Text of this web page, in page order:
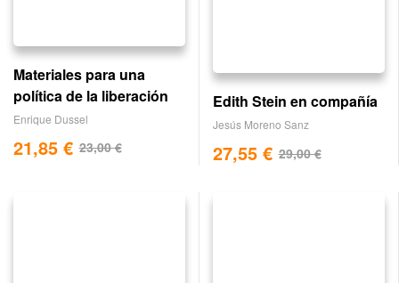
Materiales para una
política de la liberación
Enrique Dussel
23,00€
21,85 €
Edith Stein en compañía
Jesús Moreno Sanz
29,00€
27,55 €